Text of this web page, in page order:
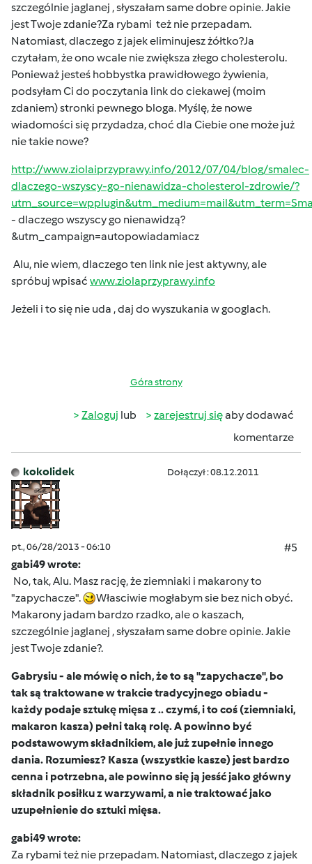
szczególnie jaglanej , słyszałam same dobre opinie. Jakie
jest Twoje zdanie?Za rybami też nie przepadam.
Natomiast, dlaczego z jajek eliminujesz żółtko?Ja
czytałam, że ono wcale nie zwiększa złego cholesterolu.
Ponieważ jesteś hobbystka prawidłowego żywienia,
podsyłam Ci do poczytania link do ciekawej (moim
zdaniem) stronki pewnego bloga. Myślę, że nowe
wiadomości się przydadza, choć dla Ciebie one może już
nie takie nowe?
http://www.ziolaiprzyprawy.info/2012/07/04/blog/smalec-
dlaczego-wszyscy-go-nienawidza-cholesterol-zdrowie/?
- dlaczego wszyscy go nienawidzą?
&utm_campaign=autopowiadamiacz
Alu, nie wiem, dlaczego ten link nie jest aktywny, ale
spróbuj wpisać www.ziolaprzyprawy.info
Jeżeli i to się nie uda , daj do wyszukania w googlach.
Góra strony
Zaloguj lub zarejestruj sięaby dodawać
komentarze
kokolidek Dołączył : 08.12.2011
pt., 06/28/2013 - 06:10
#5
gabi49 wrote:
No, tak, Alu. Masz rację, że ziemniaki i makarony to
"zapychacze".
Własciwie mogłabym sie bez nich obyć.
Makarony jadam bardzo rzadko, ale o kaszach,
szczególnie jaglanej , słyszałam same dobre opinie. Jakie
jest Twoje zdanie?.
Gabrysiu - ale mówię o nich, że to są "zapychacze", bo
tak są traktowane w trakcie tradycyjnego obiadu -
każdy podaje sztukę mięsa z .. czymś, i to coś (ziemniaki,
makaron kasza) pełni taką rolę. A powinno być
podstawowym składnikiem, ale już zupełnie innego
dania. Rozumiesz? Kasza (wszystkie kasze) jest bardzo
cenna i potrzebna, ale powinno się ją jesść jako główny
składnik posiłku z warzywami, a nie traktować jako
uzupełnienie do sztuki mięsa.
gabi49 wrote:
Za rybami też nie przepadam. Natomiast, dlaczego z jajek